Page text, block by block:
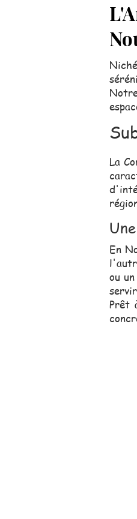
La
En
ou
Prêt